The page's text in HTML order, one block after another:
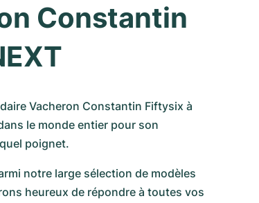
Constantin
Vacheron Constantin Fiftysix à
le monde entier pour son
poignet.
notre large sélection de modèles
heureux de répondre à toutes vos